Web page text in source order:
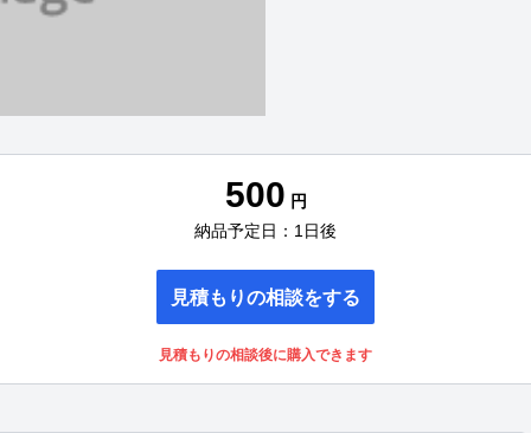
500 円
納品予定日：1日後
見積もりの相談をする
見積もりの相談後に購入できます